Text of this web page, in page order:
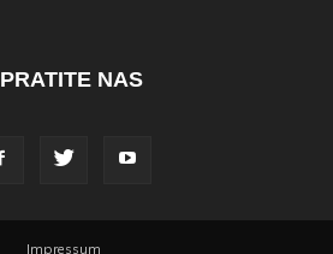
PRATITE NAS
Impressum